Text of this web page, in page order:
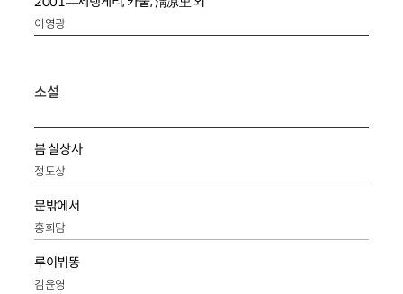
이영광
소설
봄 실상사
정도상
문밖에서
홍희담
루이뷔똥
김윤영